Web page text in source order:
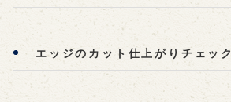
エッジのカット仕上がりチェック